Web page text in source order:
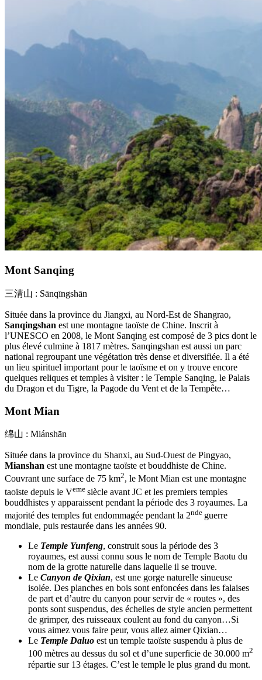
Mont Sanqing
三清山 : Sānqīngshān
Située dans la province du Jiangxi, au Nord-Est de Shangrao,
Sanqingshan est une montagne taoïste de Chine. Inscrit à
l’UNESCO en 2008, le Mont Sanqing est composé de 3 pics dont le
plus élevé culmine à 1817 mètres. Sanqingshan est aussi un parc
national regroupant une végétation très dense et diversifiée. Il a été
un lieu spirituel important pour le taoïsme et on y trouve encore
quelques reliques et temples à visiter : le Temple Sanqing, le Palais
du Dragon et du Tigre, la Pagode du Vent et de la Tempête…
Mont Mian
绵山 : Miánshān
Située dans la province du Shanxi, au Sud-Ouest de Pingyao,
Mianshan est une montagne taoïste et bouddhiste de Chine.
Couvrant une surface de 75 km2, le Mont Mian est une montagne
taoïste depuis le Veme siècle avant JC et les premiers temples
bouddhistes y apparaissent pendant la période des 3 royaumes. La
majorité des temples fut endommagée pendant la 2nde guerre
mondiale, puis restaurée dans les années 90.
Le Temple Yunfeng, construit sous la période des 3
royaumes, est aussi connu sous le nom de Temple Baotu du
nom de la grotte naturelle dans laquelle il se trouve.
Le Canyon de Qixian, est une gorge naturelle sinueuse
isolée. Des planches en bois sont enfoncées dans les falaises
de part et d’autre du canyon pour servir de « routes », des
ponts sont suspendus, des échelles de style ancien permettent
de grimper, des ruisseaux coulent au fond du canyon…Si
vous aimez vous faire peur, vous allez aimer Qixian…
Le Temple Daluo est un temple taoïste suspendu à plus de
100 mètres au dessus du sol et d’une superficie de 30.000 m2
répartie sur 13 étages. C’est le temple le plus grand du mont.